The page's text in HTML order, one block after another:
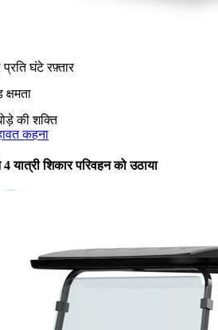
प्रति घंटे रफ़्तार
क्षमता
की शक्ति
कहना
शिकार परिवहन को उठाया